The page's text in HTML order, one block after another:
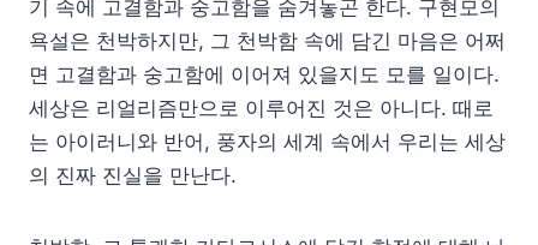
기 속에 고결함과 숭고함을 숨겨놓곤 한다. 구현모의
욕설은 천박하지만, 그 천박함 속에 담긴 마음은 어쩌
면 고결함과 숭고함에 이어져 있을지도 모를 일이다.
세상은 리얼리즘만으로 이루어진 것은 아니다. 때로
는 아이러니와 반어, 풍자의 세계 속에서 우리는 세상
의 진짜 진실을 만난다.